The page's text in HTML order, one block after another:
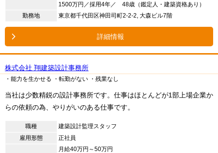
1500万円／採用4年／ 48歳（鑑定人・建築資格あり）
勤務地
東京都千代田区神田司町2-2-2, 大森ビル7階
詳細情報
株式会社 翔建築設計事務所
・能力を生かせる ・転勤がない ・残業なし
当社は少数精鋭の設計事務所です。仕事はほとんどが1部上場企業か
らの依頼の為、やりがいのある仕事です。
職種
建築設計監理スタッフ
雇用形態
正社員
月給40万円～50万円